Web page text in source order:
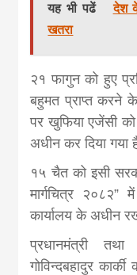
यह भी पढें
देश
खतरा
२१ फागुन को हुए
बहुमत प्राप्त करने
पर खुफिया एजेंसी को
अधीन कर दिया गया
१५ चैत को इसी
मार्गचित्र २०८२”
कार्यालय के अधीन
प्रधानमंत्री
गोविन्दबहादुर कार्की